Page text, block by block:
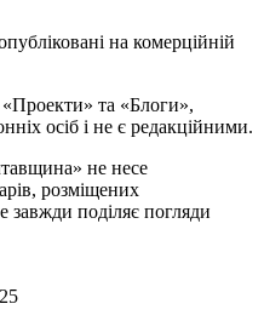
на комерційній
«Проекти» та «Блоги»,
осіб і не є редакційними.
не несе
розміщених
завжди поділяє погляди